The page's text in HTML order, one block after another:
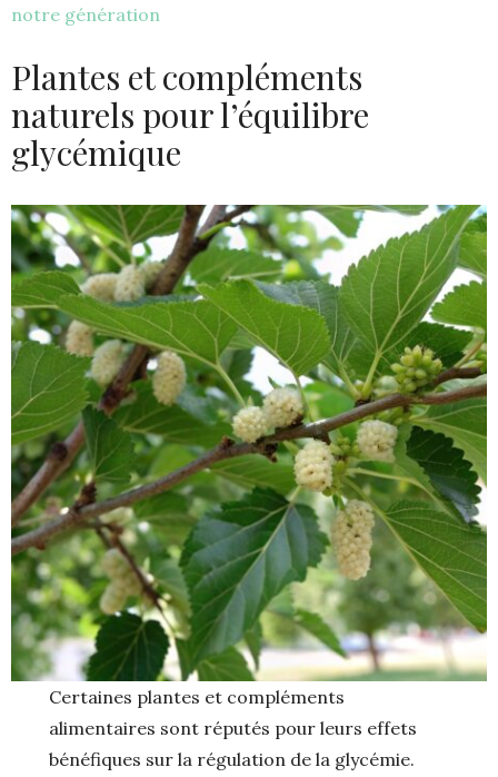
notre génération
Plantes et compléments
naturels pour l’équilibre
glycémique
Certaines plantes et compléments
alimentaires sont réputés pour leurs effets
bénéfiques sur la régulation de la glycémie.